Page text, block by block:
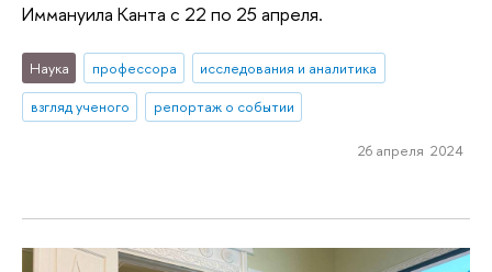
Иммануила Канта с 22 по 25 апреля.
Наука профессора
исследования и аналитика
взгляд ученого
репортаж о событии
26 апреля 2024